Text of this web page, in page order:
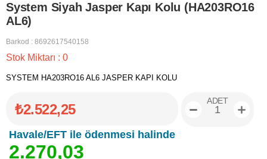
System Siyah Jasper Kapı Kolu (HA203RO16
AL6)
Barkod : 8692617540158
Stok Miktarı : 0
SYSTEM HA203RO16 AL6 JASPER KAPI KOLU
₺2.522,25
Havale/EFT ile ödenmesi halinde
2.270,03
ADET